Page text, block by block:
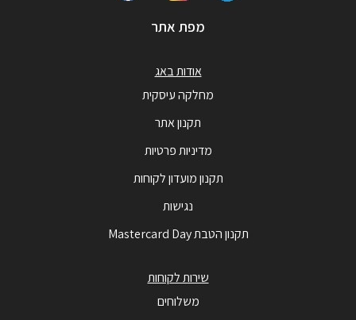
מפת אתר
אודות באג
מחלקה עיסקית
תקנון אתר
מדיניות פרטיות
תקנון מועדון לקוחות
נגישות
תקנון הטבת Mastercard Day
שירות לקוחות
משלוחים